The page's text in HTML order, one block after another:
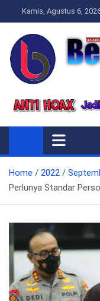
to
content
Kamis, Agustus 6,
Home 2022
Perlunya Standar